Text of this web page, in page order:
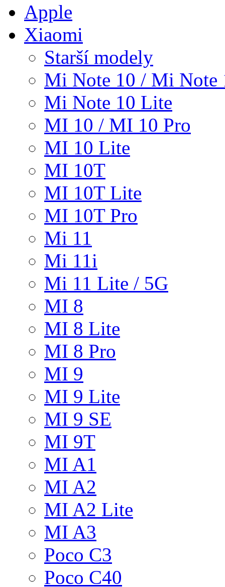
Apple
Xiaomi
Starší modely
Mi Note 10 / Mi Note
Mi Note 10 Lite
MI 10 / MI 10 Pro
MI 10 Lite
MI 10T
MI 10T Lite
MI 10T Pro
Mi 11
Mi 11i
Mi 11 Lite / 5G
MI 8
MI 8 Lite
MI 8 Pro
MI 9
MI 9 Lite
MI 9 SE
MI 9T
MI A1
MI A2
MI A2 Lite
MI A3
Poco C3
Poco C40